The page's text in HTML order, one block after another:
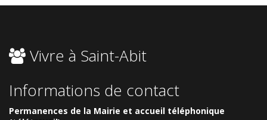
Vivre à Saint-Abit
Informations de contact
Permanences de la Mairie et accueil téléphonique